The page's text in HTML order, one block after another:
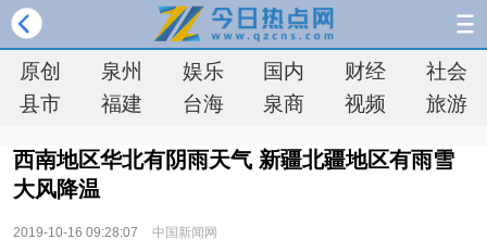
原创 泉州 娱乐 国内 财经
社会
县市
福建 台海 泉商 视频 旅游
西南地区华北有阴雨天气 新疆北疆地区有雨雪
大风降温
2019-10-16 09:28:07 中国新闻网